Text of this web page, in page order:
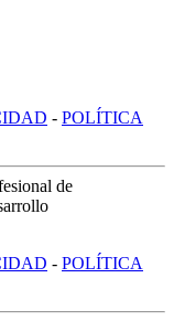
- POLÍTICA
de
- POLÍTICA